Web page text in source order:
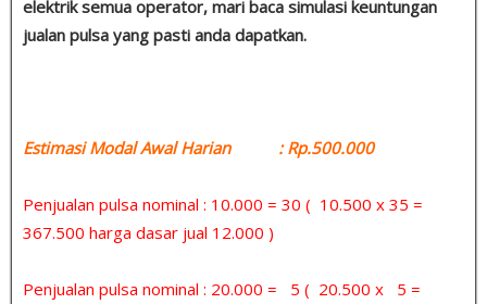
elektrik semua operator, mari baca simulasi keuntungan
jualan pulsa yang pasti anda dapatkan.
Estimasi Modal Awal Harian : Rp.500.000
Penjualan pulsa nominal : 10.000 = 30 ( 10.500 x 35 =
367.500 harga dasar jual 12.000 )
Penjualan pulsa nominal : 20.000 = 5 ( 20.500 x 5 =